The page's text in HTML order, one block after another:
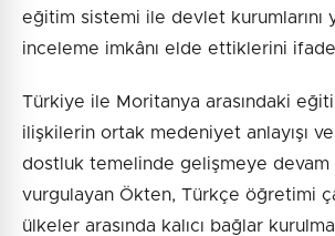
eğitim sistemi ile devlet kurumlarını
inceleme imkânı elde ettiklerini
Türkiye ile Moritanya arasındaki
ilişkilerin ortak medeniyet anlayışı ve
dostluk temelinde gelişmeye devam
vurgulayan Ökten, Türkçe öğretimi
ülkeler arasında kalıcı bağlar